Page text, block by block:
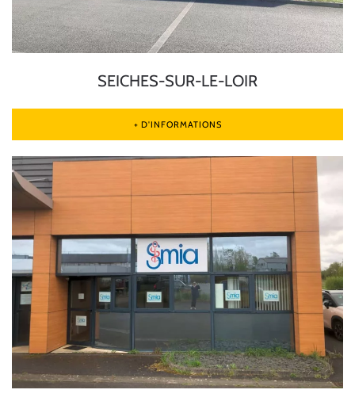
SEICHES-SUR-LE-LOIR
+ D'INFORMATIONS